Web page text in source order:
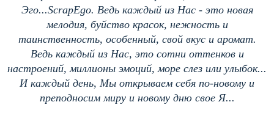
Эго...ScrapEgo. Ведь каждый из Нас - это новая
мелодия, буйство красок, нежность и
таинственность, особенный, свой вкус и аромат.
Ведь каждый из Нас, это сотни оттенков и
настроений, миллионы эмоций, море слез или улыбок...
И каждый день, Мы открываем себя по-новому и
преподносим миру и новому дню свое Я...